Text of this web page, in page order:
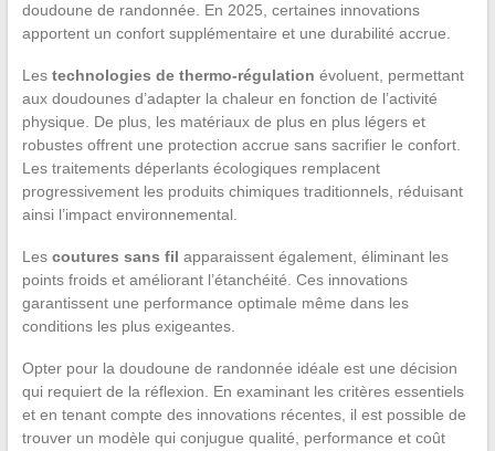
doudoune de randonnée. En 2025, certaines innovations
apportent un confort supplémentaire et une durabilité accrue.
Les technologies de thermo-régulation évoluent, permettant
aux doudounes d’adapter la chaleur en fonction de l’activité
physique. De plus, les matériaux de plus en plus légers et
robustes offrent une protection accrue sans sacrifier le confort.
Les traitements déperlants écologiques remplacent
progressivement les produits chimiques traditionnels, réduisant
ainsi l’impact environnemental.
Les coutures sans fil apparaissent également, éliminant les
points froids et améliorant l’étanchéité. Ces innovations
garantissent une performance optimale même dans les
conditions les plus exigeantes.
Opter pour la doudoune de randonnée idéale est une décision
qui requiert de la réflexion. En examinant les critères essentiels
et en tenant compte des innovations récentes, il est possible de
trouver un modèle qui conjugue qualité, performance et coût